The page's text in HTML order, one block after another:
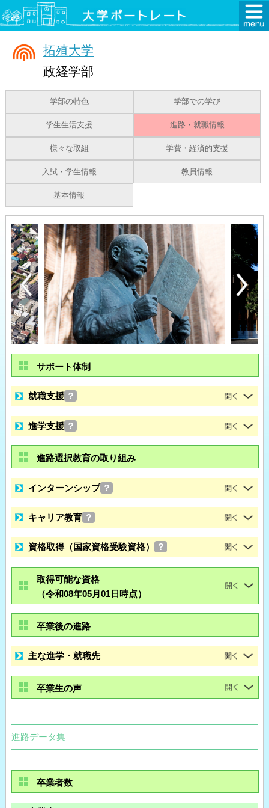
拓殖大学
政経学部
学部の特色 学部での学び
学生生活支援 進路・就職情報
様々な取組 学費・経済的支援
入試・学生情報 教員情報
基本情報
サポート体制
就職支援 ？
進学支援 ？
進路選択教育の取り組み
インターンシップ ？
キャリア教育 ？
資格取得（国家資格受験資格） ？
取得可能な資格
（令和08年05月01日時点）
卒業後の進路
主な進学・就職先
卒業生の声
進路データ集
卒業者数